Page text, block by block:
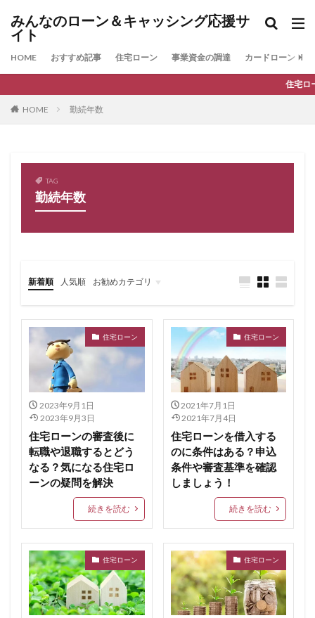
みんなのローン＆キャッシング応援サ
イト
HOME おすすめ記事 住宅ローン 事業資金の調達 カードローン
住宅ローンの最新人気ラン
HOME 勤続年数
TAG
勤続年数
新着順 人気順 お勧めカテゴリ
住宅ローン
2023年9月1日
2023年9月3日
住宅ローンの審査後に
転職や退職するとどう
なる？気になる住宅ロ
ーンの疑問を解決
続きを読む
住宅ローン
2021年7月1日
2021年7月4日
住宅ローンを借入する
のに条件はある？申込
条件や審査基準を確認
しましょう！
続きを読む
住宅ローン 住宅ローン